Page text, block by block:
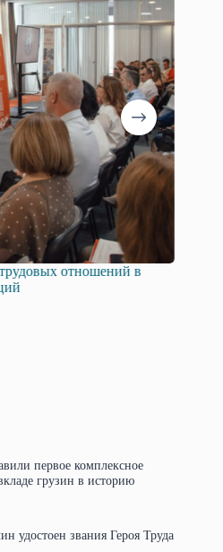
отношений в
первое комплексное
грузин в историю
удостоен звания Героя Труда